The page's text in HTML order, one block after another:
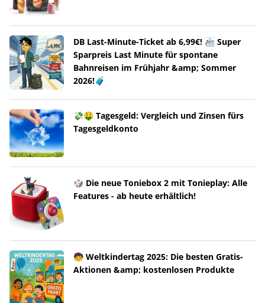
DB Last-Minute-Ticket ab 6,99€! 🚈 Super
Sparpreis Last Minute für spontane
Bahnreisen im Frühjahr &amp; Sommer
2026!🧳
💸🤑 Tagesgeld: Vergleich und Zinsen fürs
Tagesgeldkonto
🎲 Die neue Toniebox 2 mit Tonieplay: Alle
Features - ab heute erhältlich!
🧒 Weltkindertag 2025: Die besten Gratis-
Aktionen &amp; kostenlosen Produkte